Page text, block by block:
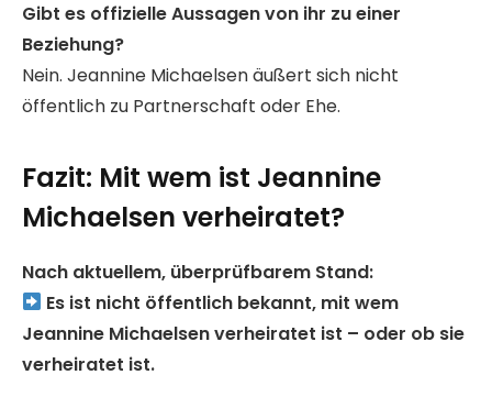
Gibt es offizielle Aussagen von ihr zu einer
Beziehung?
Nein. Jeannine Michaelsen äußert sich nicht
öffentlich zu Partnerschaft oder Ehe.
Fazit: Mit wem ist Jeannine
Michaelsen verheiratet?
Nach aktuellem, überprüfbarem Stand:
Es ist nicht öffentlich bekannt, mit wem
Jeannine Michaelsen verheiratet ist – oder ob sie
verheiratet ist.